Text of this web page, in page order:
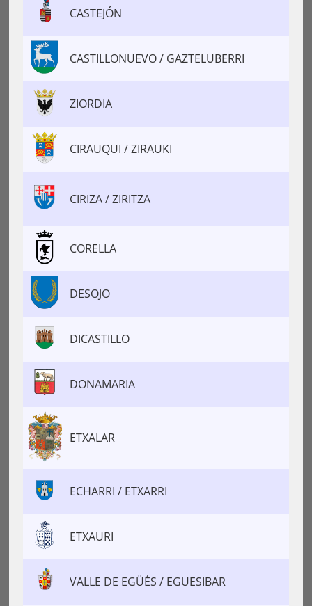
CASTEJÓN
CASTILLONUEVO / GAZTELUBERRI
ZIORDIA
CIRAUQUI / ZIRAUKI
CIRIZA / ZIRITZA
CORELLA
DESOJO
DICASTILLO
DONAMARIA
ETXALAR
ECHARRI / ETXARRI
ETXAURI
VALLE DE EGÜÉS / EGUESIBAR